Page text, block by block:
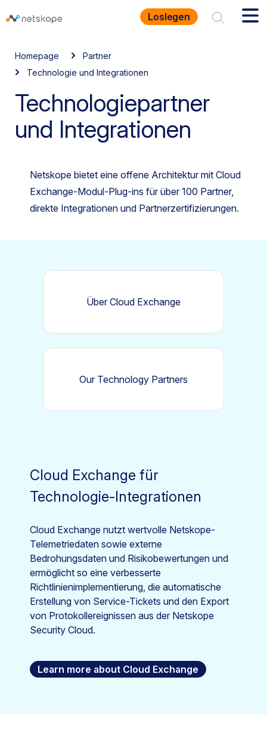
Loslegen
Homepage
Partner
Technologie und Integrationen
Technologiepartner
und Integrationen
Netskope bietet eine offene Architektur mit Cloud
Exchange-Modul-Plug-ins für über 100 Partner,
direkte Integrationen und Partnerzertifizierungen.
Über Cloud Exchange
Our Technology Partners
Cloud Exchange für
Technologie-Integrationen
Cloud Exchange nutzt wertvolle Netskope-
Telemetriedaten sowie externe
Bedrohungsdaten und Risikobewertungen und
ermöglicht so eine verbesserte
Richtlinienimplementierung, die automatische
Erstellung von Service-Tickets und den Export
von Protokollereignissen aus der Netskope
Security Cloud.
Learn more about Cloud Exchange